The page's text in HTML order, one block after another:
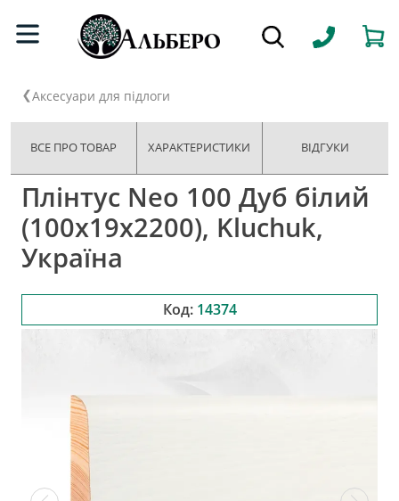
Аксесуари для підлоги
ВСЕ ПРО ТОВАР ХАРАКТЕРИСТИКИ ВІДГУКИ
Плінтус Neo 100 Дуб білий
(100х19х2200), Kluchuk,
Україна
Код: 14374